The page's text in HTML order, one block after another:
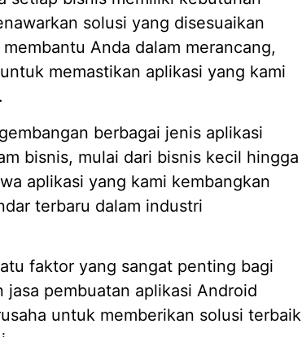
solusi yang disesuaikan
Anda dalam merancang,
memastikan aplikasi yang kami
berbagai jenis aplikasi
bisnis, mulai dari bisnis kecil hingga
aplikasi yang kami kembangkan
terbaru dalam industri
faktor yang sangat penting bagi
pembuatan aplikasi Android
untuk memberikan solusi terbaik